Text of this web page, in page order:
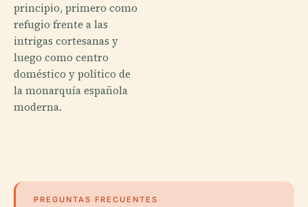
principio, primero como
refugio frente a las
intrigas cortesanas y
luego como centro
doméstico y político de
la monarquía española
moderna.
PREGUNTAS FRECUENTES